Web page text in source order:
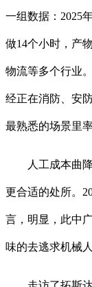
一组数据：2025
做14个小时，产
物流等多个行业
经正在消防、安
最熟悉的场景里率
人工成本曲降
更合适的处所。
言，明显，此中
味的去逃求机械